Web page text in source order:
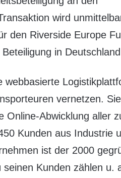
wird
den Riverside Europe
in
vernetzen. Sie
Online-Abwicklung aller
Kunden aus Industrie
ist der 2000
Kunden zählen u.